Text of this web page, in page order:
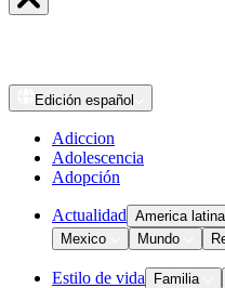
Edición español
Adiccion
Adolescencia
Adopción
Actualidad America latina
Mexico
Mundo
Estilo de vida Familia